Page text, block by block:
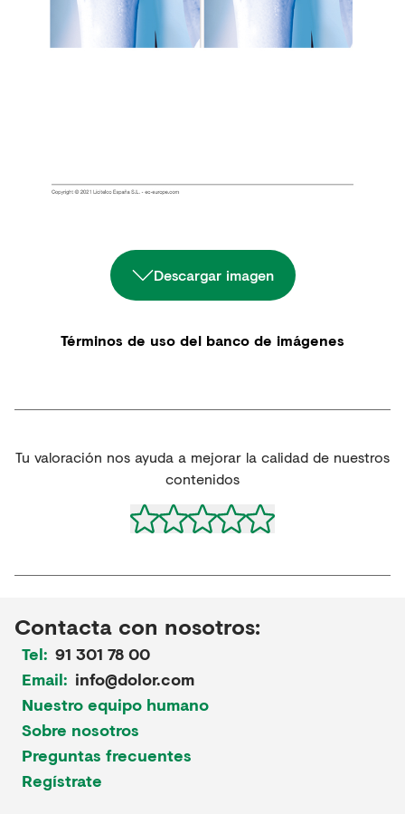
Descargar imagen
Términos de uso del banco de imágenes
Tu valoración nos ayuda a mejorar la calidad de nuestros
contenidos
Contacta con nosotros:
Tel: 91 301 78 00
Email: info@dolor.com
Nuestro equipo humano
Sobre nosotros
Preguntas frecuentes
Regístrate